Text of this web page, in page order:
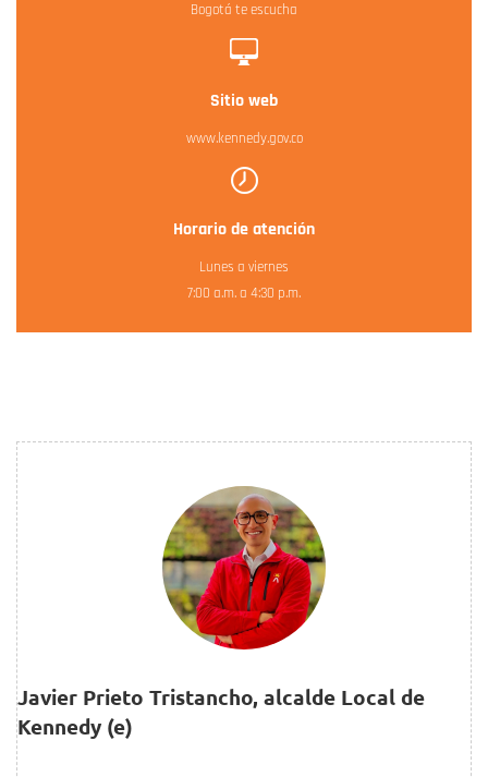
Bogotá te escucha
Sitio web
www.kennedy.gov.co
Horario de atención
Lunes a viernes
7:00 a.m. a 4:30 p.m.
Javier Prieto Tristancho, alcalde Local de
Kennedy (e)